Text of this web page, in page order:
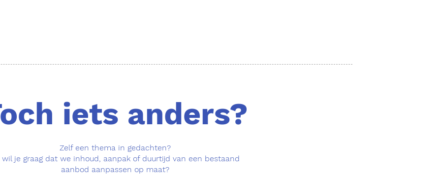
iets anders?
Zelf een thema in gedachten?
wil je graag dat we inhoud, aanpak of duurtijd van een bestaand
aanbod aanpassen op maat?